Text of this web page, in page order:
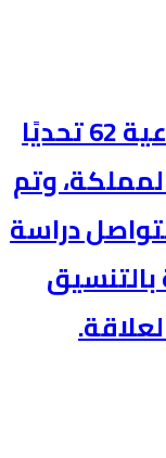
رصدت #اللجنةالوطنيةالصناعية 62 تحديًا
وتم
تتواصل دراسة
بالتنسيق